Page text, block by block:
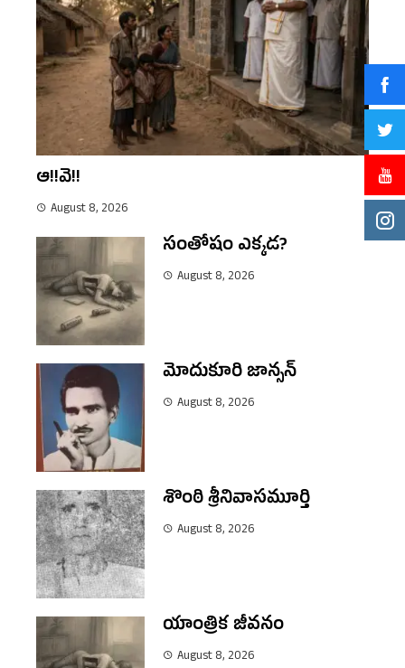
ఆ!!వె!!
August 8, 2026
సంతోషం ఎక్కడ?
August 8, 2026
మోదుకూరి జాన్సన్
August 8, 2026
శొంఠి శ్రీనివాసమూర్తి
August 8, 2026
యాంత్రిక జీవనం
August 8, 2026